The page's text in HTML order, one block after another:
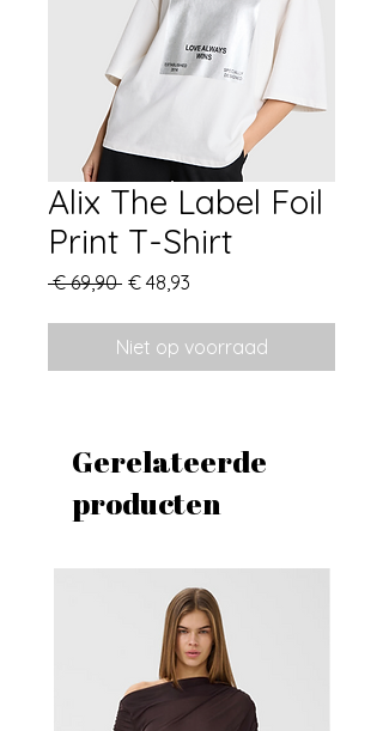
Alix The Label Foil
Print T-Shirt
€ 69,90 Normale
€ 48,93
Niet op voorraad
Gerelateerde
producten